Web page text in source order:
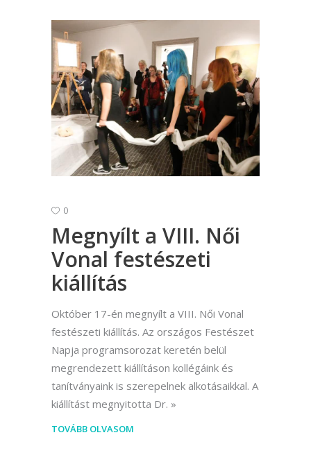
0
Megnyílt a VIII. Női
Vonal festészeti
kiállítás
Október 17-én megnyílt a VIII. Női Vonal
festészeti kiállítás. Az országos Festészet
Napja programsorozat keretén belül
megrendezett kiállításon kollégáink és
tanítványaink is szerepelnek alkotásaikkal. A
kiállítást megnyitotta Dr.
TOVÁBB OLVASOM